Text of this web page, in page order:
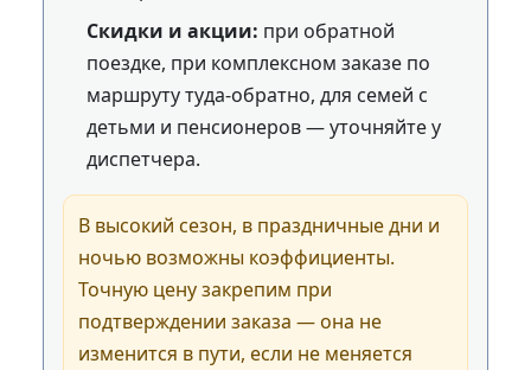
Скидки и акции: при обратной
поездке, при комплексном заказе по
маршруту туда‑обратно, для семей с
детьми и пенсионеров — уточняйте у
диспетчера.
В высокий сезон, в праздничные дни и
ночью возможны коэффициенты.
Точную цену закрепим при
подтверждении заказа — она не
изменится в пути, если не меняется